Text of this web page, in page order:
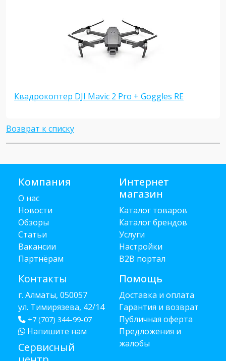
Квадрокоптер DJI Mavic 2 Pro + Goggles RE
Возврат к списку
Компания
О нас
Новости
Обзоры
Статьи
Вакансии
Партнёрам
Контакты
г. Алматы, 050057
ул. Тимирязева, 42/14
+7 (707) 344-99-07
Напишите нам
Сервисный
Интернет
магазин
Каталог товаров
Каталог брендов
Услуги
Настройки
B2B портал
Помощь
Доставка и оплата
Гарантия и возврат
Публичная оферта
Предложения и
жалобы